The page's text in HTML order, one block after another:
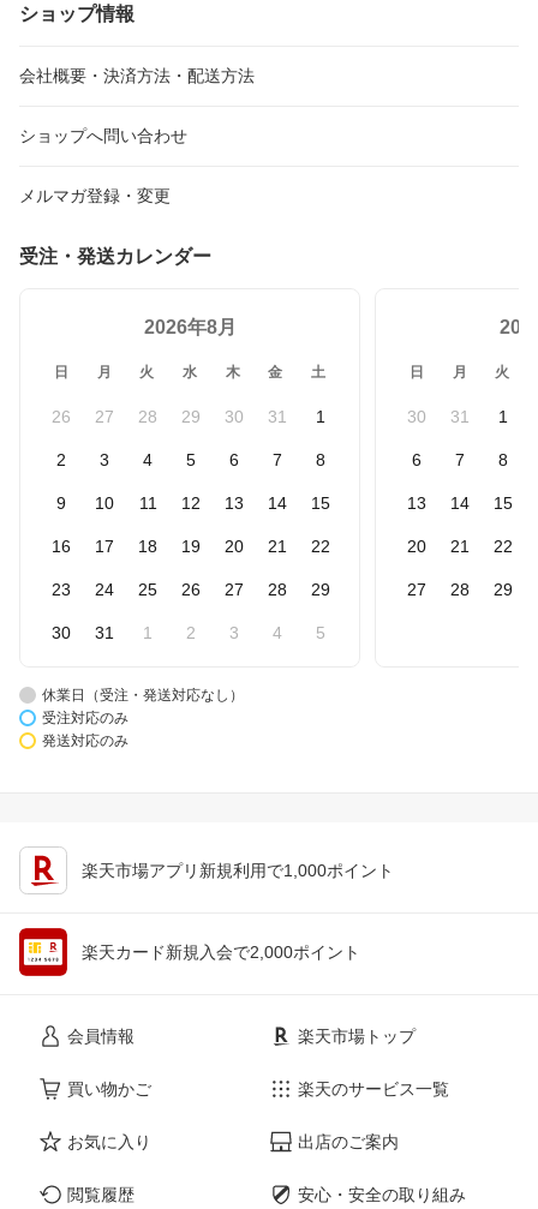
ショップ情報
会社概要・決済方法・配送方法
ショップへ問い合わせ
メルマガ登録・変更
受注・発送カレンダー
2026年8月
日 月 火 水 木 金 土
26 27 28 29 30 31 1
2 3 4 5 6 7 8
9 10 11 12 13 14 15
16 17 18 19 20 21 22
23 24 25 26 27 28 29
30 31 1 2 3 4 5
日 月 火
30 31 1
6 7 8
13 14 15
20 21 22
27 28 29
休業日（受注・発送対応なし）
受注対応のみ
発送対応のみ
楽天市場アプリ新規利用で1,000ポイント
楽天カード新規入会で2,000ポイント
会員情報
買い物かご
お気に入り
閲覧履歴
楽天市場トップ
楽天のサービス一覧
出店のご案内
安心・安全の取り組み